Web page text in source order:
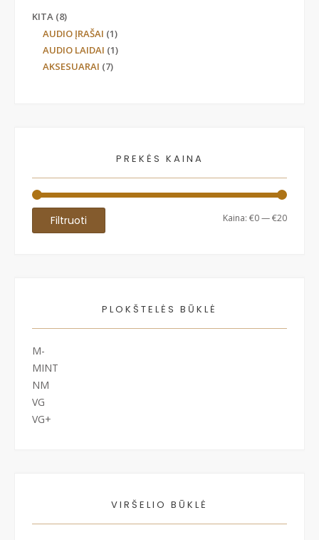
KITA (8)
AUDIO ĮRAŠAI (1)
AUDIO LAIDAI (1)
AKSESUARAI (7)
PREKĖS KAINA
Min
Maks
Filtruoti Kaina: €0—€20
PLOKŠTELĖS BŪKLĖ
M-
MINT
NM
VG
VG+
VIRŠELIO BŪKLĖ